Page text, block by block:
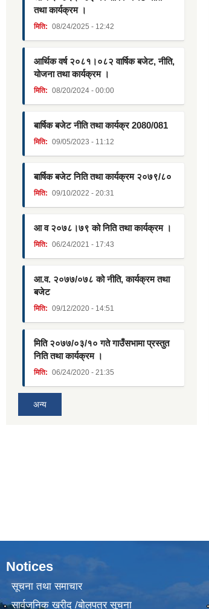
तथा कार्यक्रम ।
मिति: 08/24/2025 - 12:42
आर्थिक वर्ष २०८१।०८२ वार्षिक बजेट, नीति,
योजना तथा कार्यक्रम ।
मिति: 08/20/2024 - 00:00
बार्षिक बजेट नीति तथा कार्यक्र 2080/081
मिति: 09/05/2023 - 11:12
बार्षिक बजेट निति तथा कार्यक्रम २०७९/८०
मिति: 09/10/2022 - 20:31
आ व २०७८।७९ को निति तथा कार्यक्रम ।
मिति: 06/24/2021 - 17:43
आ.व. २०७७/०७८ को नीति, कार्यक्रम तथा
बजेट
मिति: 09/12/2020 - 14:51
मिति २०७७/०३/१० गते गाउँसभामा प्रस्तुत
निति तथा कार्यक्रम ।
मिति: 06/24/2020 - 21:35
अन्य
Notices
सूचना तथा समाचार
सार्वजनिक खरीद /बोलपत्र सूचना